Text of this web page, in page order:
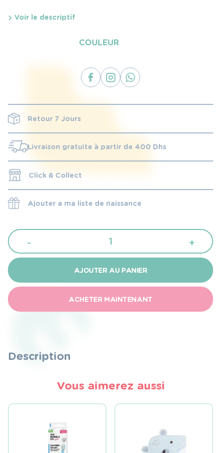
Voir le descriptif
COULEUR
Retour 7 Jours
Livraison gratuite à partir de 400 Dhs
Click & Collect
Ajouter a ma liste de naissance
-
quantité
de
Kikkaboo
réducteur
de
toilette
+
AJOUTER AU PANIER
ACHETER MAINTENANT
Description
Vous aimerez aussi